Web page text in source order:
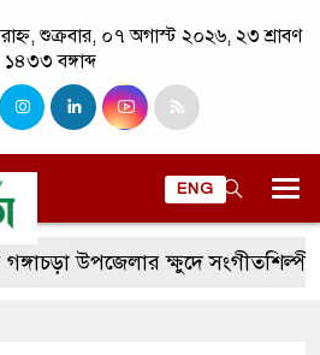
শুক্রবার, ০৭ অগাস্ট ২০২৬, ২৩ শ্রাবণ
১৪৩৩ বঙ্গাব্দ
ENG
উপজেলার ক্ষুদে সংগীতশিল্পী অনুশ্রী